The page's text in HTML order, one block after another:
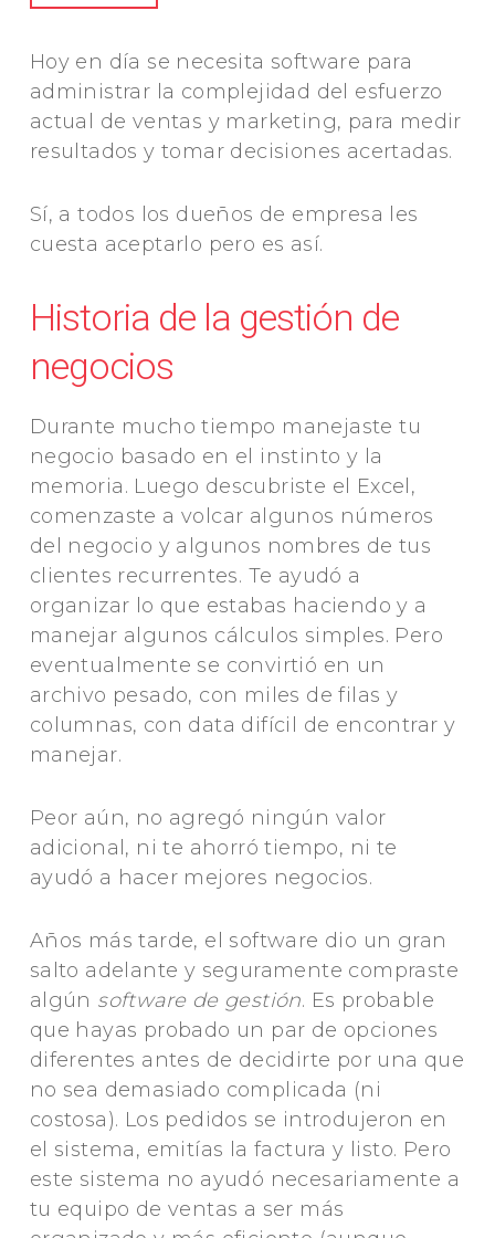
Hoy en día se necesita software para
administrar la complejidad del esfuerzo
actual de ventas y marketing, para medir
resultados y tomar decisiones acertadas.
Sí, a todos los dueños de empresa les
cuesta aceptarlo pero es así.
Historia de la gestión de
negocios
Durante mucho tiempo manejaste tu
negocio basado en el instinto y la
memoria. Luego descubriste el Excel,
comenzaste a volcar algunos números
del negocio y algunos nombres de tus
clientes recurrentes. Te ayudó a
organizar lo que estabas haciendo y a
manejar algunos cálculos simples. Pero
eventualmente se convirtió en un
archivo pesado, con miles de filas y
columnas, con data difícil de encontrar y
manejar.
Peor aún, no agregó ningún valor
adicional, ni te ahorró tiempo, ni te
ayudó a hacer mejores negocios.
Años más tarde, el software dio un gran
salto adelante y seguramente compraste
algún software de gestión. Es probable
que hayas probado un par de opciones
diferentes antes de decidirte por una que
no sea demasiado complicada (ni
costosa). Los pedidos se introdujeron en
el sistema, emitías la factura y listo. Pero
este sistema no ayudó necesariamente a
tu equipo de ventas a ser más